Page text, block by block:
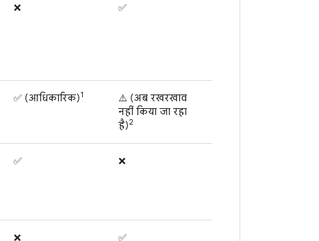
❌ ✅
✅ (आधिकारिक)1
⚠️ (अब रखरखाव
नहीं किया जा रहा
है)2
✅ ❌
❌ ✅